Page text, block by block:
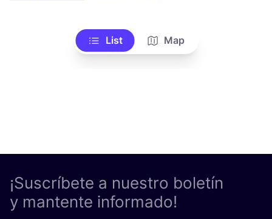
List Map
¡Suscríbete a nuestro boletín
y mantente informado!